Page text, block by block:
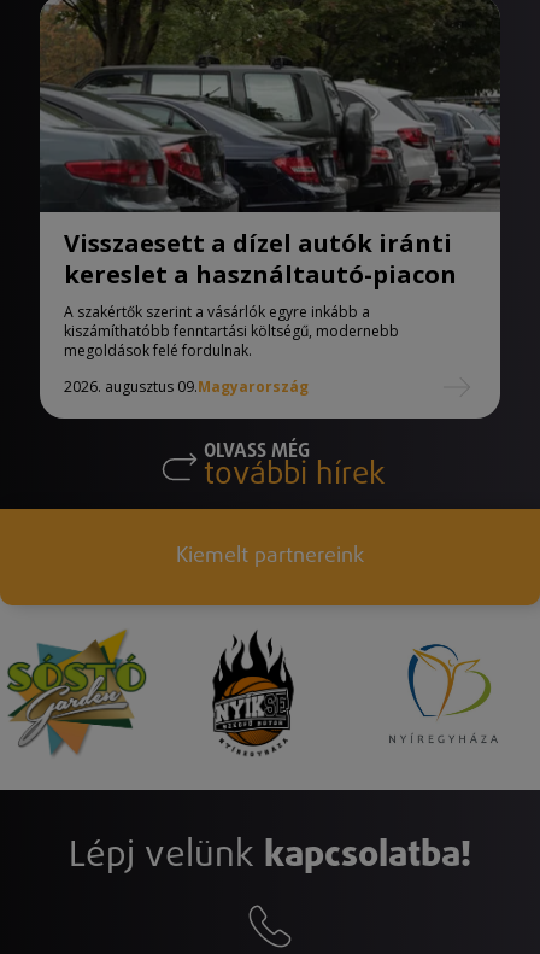
Visszaesett a dízel autók iránti
kereslet a használtautó-piacon
A szakértők szerint a vásárlók egyre inkább a
kiszámíthatóbb fenntartási költségű, modernebb
megoldások felé fordulnak.
2026. augusztus 09.Magyarország
OLVASS MÉG
további hírek
Kiemelt partnereink
Lépj velünk kapcsolatba!